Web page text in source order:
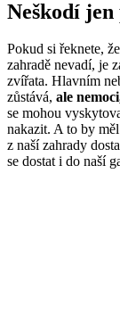
Neškodí
Pokud si řeknete,
zahradě nevadí, je
zvířata. Hlavním
zůstává, ale
se mohou
nakazit. A to by
z naší zahrady
se dostat i do naší